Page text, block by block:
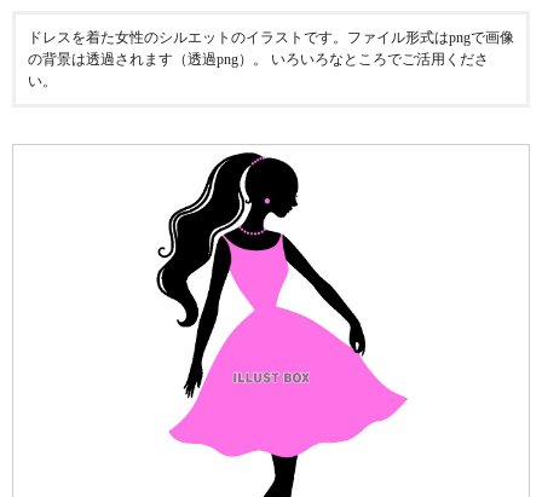
ドレスを着た女性のシルエットのイラストです。ファイル形式はpngで画像
の背景は透過されます（透過png）。 いろいろなところでご活用くださ
い。